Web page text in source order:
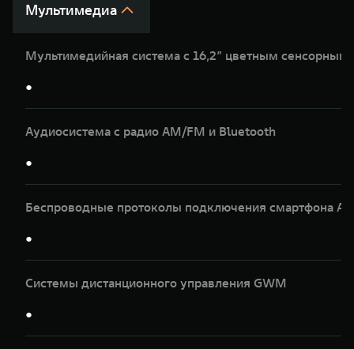
Мультимедиа
Мультимедийная система с 16,2” цветным сенсорным
●
Аудиосистема с радио AM/FM и Bluetooth
●
Беспроводные протоколы подключения смартфона
●
Системы дистанционного управления GWM
●